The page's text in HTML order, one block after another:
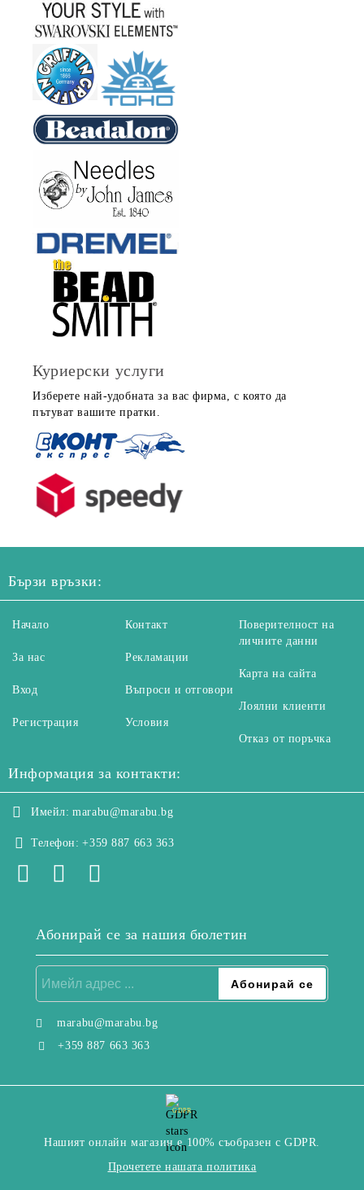
Куриерски услуги
Изберете най-удобната за вас фирма, с която да
пътуват вашите пратки.
Бързи връзки:
Начало
За нас
Вход
Регистрация
Контакт
Рекламации
Въпроси и отговори
Условия
Поверителност на
личните данни
Карта на сайта
Лоялни клиенти
Отказ от поръчка
Информация за контакти:
Имейл: marabu@marabu.bg
Телефон: +359 887 663 363
Абонирай се за нашия бюлетин
marabu@marabu.bg
+359 887 663 363
GDPR
Нашият онлайн магазин е 100% съобразен с GDPR.
Прочетете нашата политика